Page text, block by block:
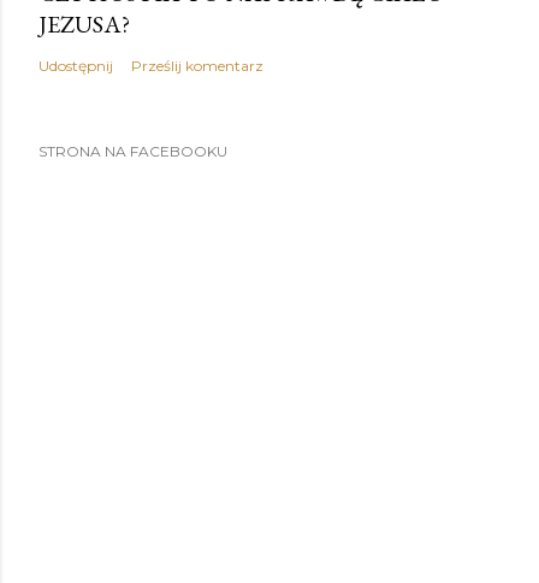
JEZUSA?
Udostępnij Prześlij komentarz
STRONA NA FACEBOOKU